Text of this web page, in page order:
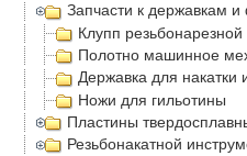
Запчасти к державкам
Клупп резьбонарезной
Полотно машинное
Державка для накатки
Ножи для гильотины
Пластины
Резьбонакатной